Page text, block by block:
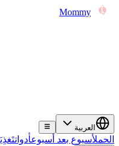
Mommy
العربية
الحملأسبوع بعد أسبوعأدوات